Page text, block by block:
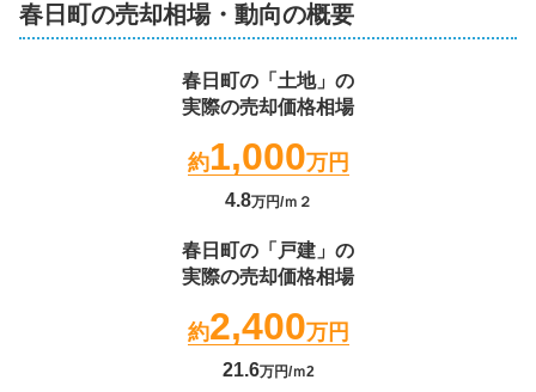
不動産会社向け情報
春日町の売却相場・動向の概要
春日町の「土地」の
実際の売却価格相場
約1,000万円
4.8万円/ｍ２
春日町の「戸建」の
実際の売却価格相場
約2,400万円
21.6万円/ｍ2